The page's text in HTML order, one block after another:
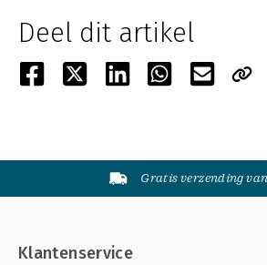
Deel dit artikel
Gratis verzending
Klantenservice